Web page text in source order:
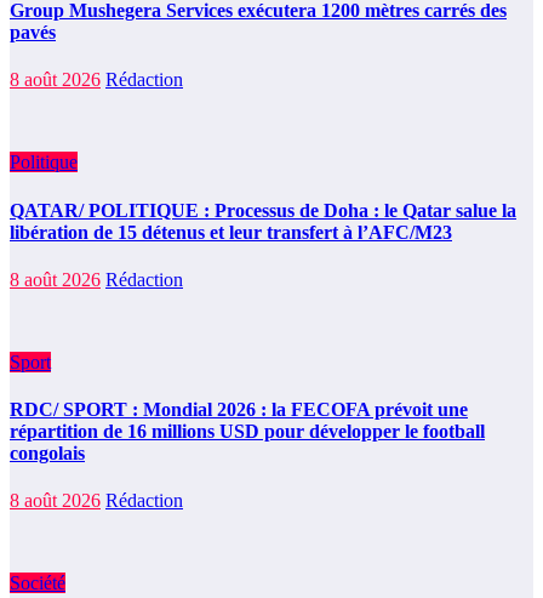
Group Mushegera Services exécutera 1200 mètres carrés des
pavés
8 août 2026 Rédaction
Politique
QATAR/ POLITIQUE : Processus de Doha : le Qatar salue la
libération de 15 détenus et leur transfert à l’AFC/M23
8 août 2026 Rédaction
Sport
RDC/ SPORT : Mondial 2026 : la FECOFA prévoit une
répartition de 16 millions USD pour développer le football
congolais
8 août 2026 Rédaction
Société